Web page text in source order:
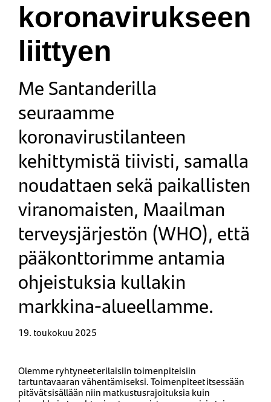
koronavirukseen
liittyen
Me Santanderilla
seuraamme
koronavirustilanteen
kehittymistä tiivisti, samalla
noudattaen sekä paikallisten
viranomaisten, Maailman
terveysjärjestön (WHO), että
pääkonttorimme antamia
ohjeistuksia kullakin
markkina-alueellamme.
19. toukokuu 2025
Olemme ryhtyneet erilaisiin toimenpiteisiin
tartuntavaaran vähentämiseksi. Toimenpiteet itsessään
pitävät sisällään niin matkustusrajoituksia kuin